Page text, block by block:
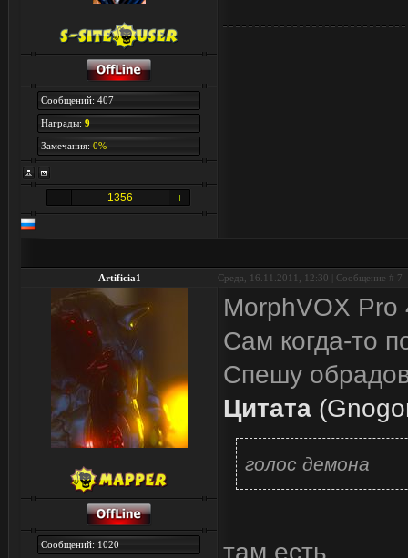
Сообщений: 407
Награды: 9
Замечания: 0%
1356
Artificia1 Среда, 16.11.2011, 12:30 | Сообщение # 7
Сообщений: 1020
MorphVOX Pro
Сам когда-то
Спешу
Цитата (
голос демона
там есть.